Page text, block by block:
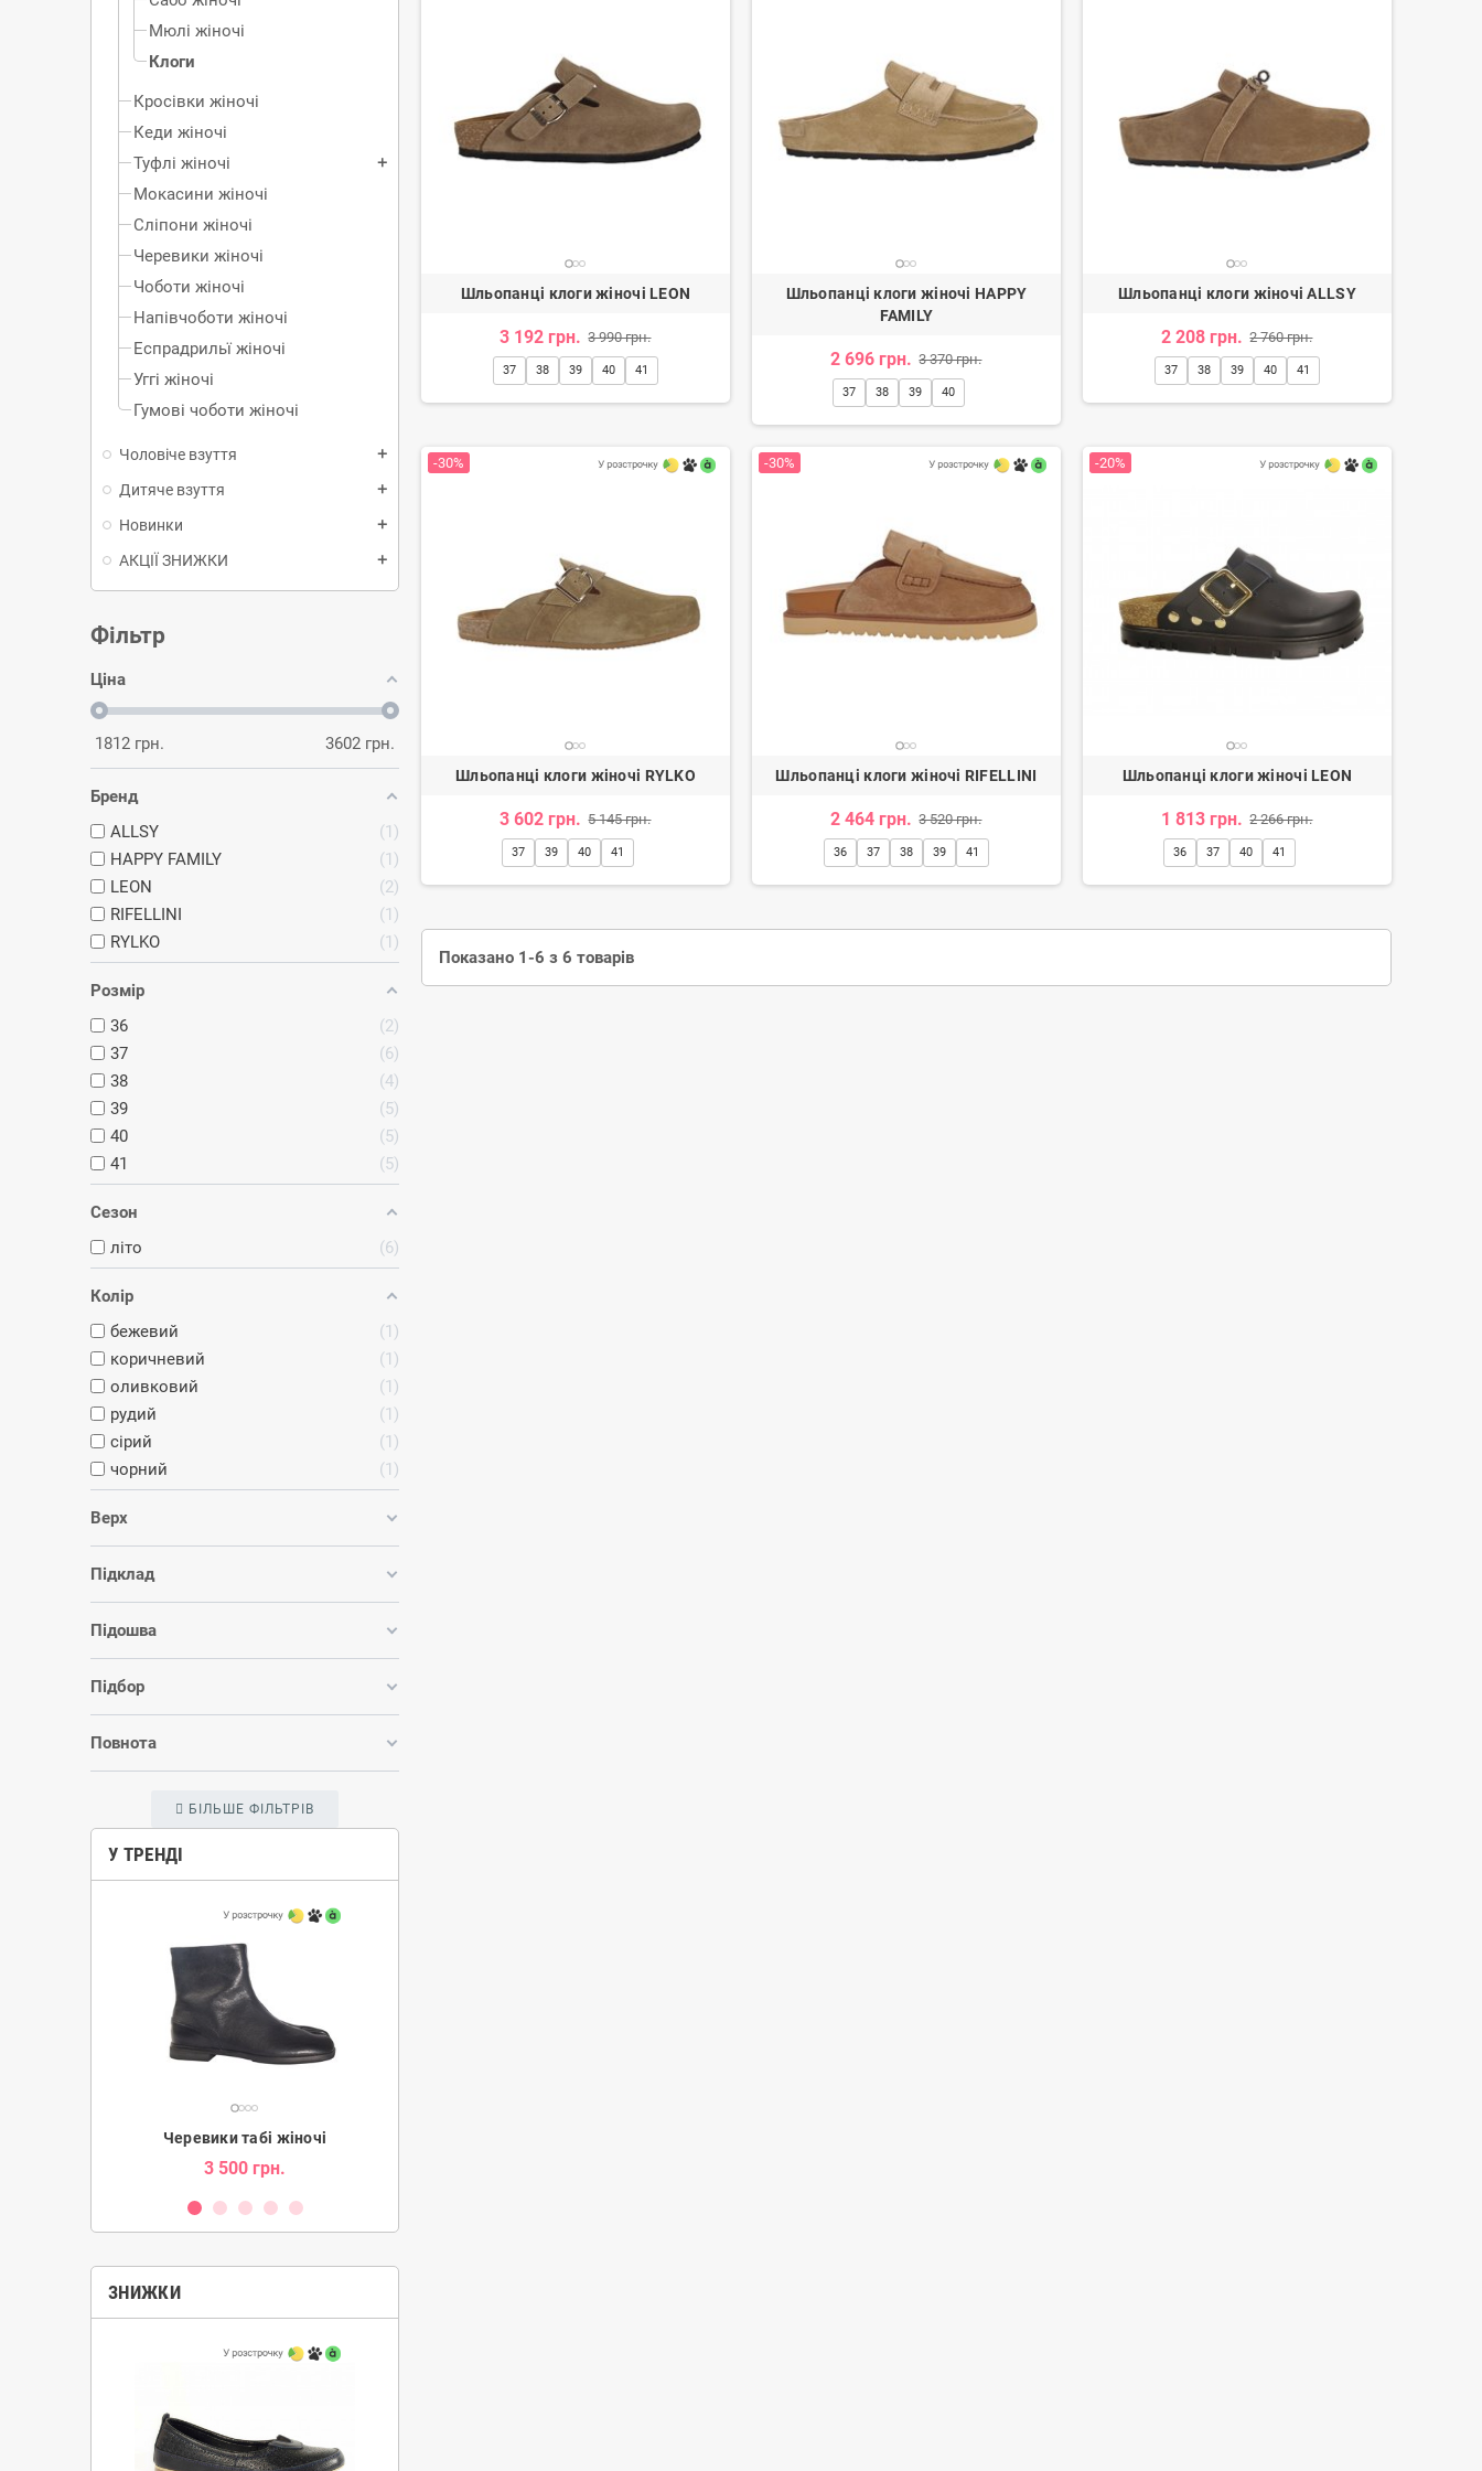
Мюлі жіночі
Клоги
Кросівки жіночі
Кеди жіночі
Туфлі жіночі
add
Мокасини жіночі
Сліпони жіночі
Черевики жіночі
Чоботи жіночі
Напівчоботи жіночі
Еспрадрильї жіночі
Уггi жіночі
Гумові чоботи жіночі
Чоловіче взуття add
Дитяче взуття add
Новинки add
АКЦІЇ ЗНИЖКИ add
Фільтр
Ціна
1812 грн. 3602 грн.
Бренд
ALLSY
1
HAPPY FAMILY
1
LEON
2
RIFELLINI
1
RYLKO
1
Розмір
36
2
37
6
38
4
39
5
40
5
41
5
Сезон
літо
6
Колір
бежевий
1
коричневий
1
оливковий
1
рудий
1
сірий
1
чорний
1
Верх
Підклад
Підошва
Підбор
Повнота
БІЛЬШЕ ФІЛЬТРІВ
У ТРЕНДІ
Черевики табі жіночі
3 500 грн.
ЗНИЖКИ
Шльопанці клоги жіночі LEON
3 192 грн. 3 990 грн.
37 38 39 40 41
Шльопанці клоги жіночі HAPPY
FAMILY
2 696 грн. 3 370 грн.
37 38 39 40
Шльопанці клоги жіночі ALLSY
2 208 грн. 2 760 грн.
37 38 39 40 41
-30%
Шльопанці клоги жіночі RYLKO
3 602 грн. 5 145 грн.
37 39 40 41
-30%
Шльопанці клоги жіночі RIFELLINI
2 464 грн. 3 520 грн.
36 37 38 39 41
-20%
Шльопанці клоги жіночі LEON
1 813 грн. 2 266 грн.
36 37 40 41
Показано 1-6 з 6 товарів